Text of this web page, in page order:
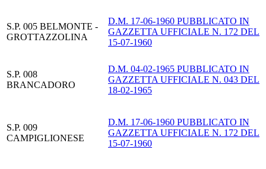
S.P. 005 BELMONTE -
GROTTAZZOLINA
D.M. 17-06-1960 PUBBLICATO IN
GAZZETTA UFFICIALE N. 172 DEL
15-07-1960
S.P. 008
BRANCADORO
D.M. 04-02-1965 PUBBLICATO IN
GAZZETTA UFFICIALE N. 043 DEL
18-02-1965
S.P. 009
CAMPIGLIONESE
D.M. 17-06-1960 PUBBLICATO IN
GAZZETTA UFFICIALE N. 172 DEL
15-07-1960